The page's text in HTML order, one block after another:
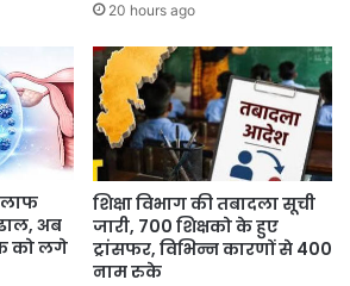
20 hours ago
अब
को लगे
शिक्षा विभाग की तबादला सूची
जारी, 700 शिक्षको के हुए
ट्रांसफर, विभिन्न कारणों से 400
नाम रुके